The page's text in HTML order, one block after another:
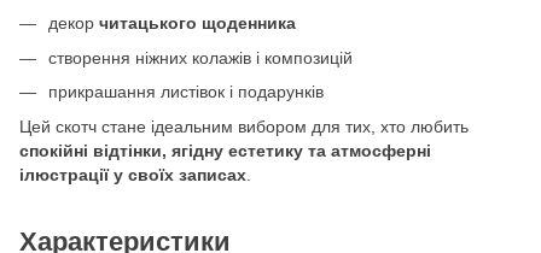
декор читацького щоденника
створення ніжних колажів і композицій
прикрашання листівок і подарунків
Цей скотч стане ідеальним вибором для тих, хто любить
спокійні відтінки, ягідну естетику та атмосферні
ілюстрації у своїх записах
Характеристики